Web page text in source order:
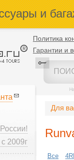
и
Политика
Гарантии и
2009г
Для
Все